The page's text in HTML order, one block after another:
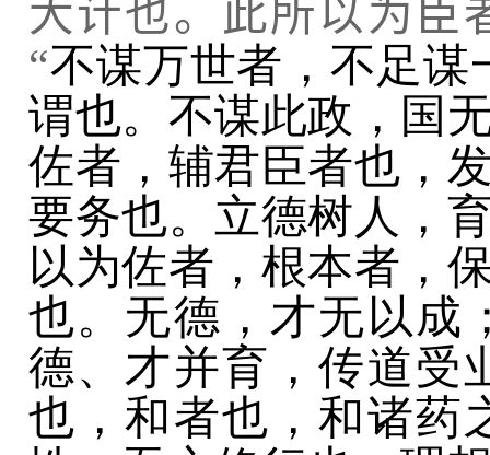
大计也。此所以为臣
“不谋万世者，不足谋
谓也。 不谋此政，国
佐者，辅君臣者也，
要务也。立德树人，
以为佐者， 根本者，
也。无德，才无以成
德、才并育，传道受
也，和者也，和诸药